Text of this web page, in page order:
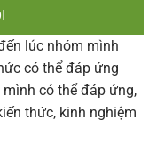
lúc nhóm mình
có thể đáp ứng
có thể đáp ứng,
thức, kinh nghiệm